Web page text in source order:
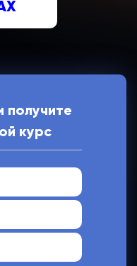
получите
курс